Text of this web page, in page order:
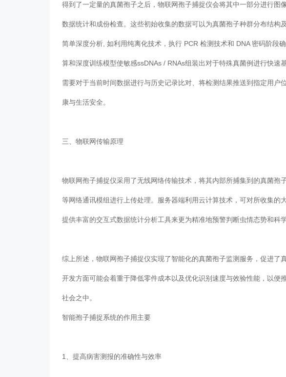
得到了一定量的真菌孢子之后，物联网孢子捕捉仪会将其中一部分进行图
数据统计和成份检查。这些初始收集的数据可以为真菌孢子种群分布结构
简单深度分析, 如利用纯离化技术，执行 PCR 检测技术和 DNA 密码阶
算和深度训练模型使敏感ssDNAs / RNAs组装出对于特殊真菌例进行快速
需要对于当前时间数据进行与历史记录比对、将检测结果推送到指定用户
康与生活安全。
三、物联网传输原理
物联网孢子捕捉仪采用了无线网络传输技术，将其内部所捕集到的真菌孢
等网络通讯模组进行上传处理。服务器端利用云计算技术，可对所收集的
提供丰富的交互式数据统计分析工具来更为精准地预警判断虫情态势和科学
综上所述，物联网孢子捕捉仪实现了智能化的真菌孢子监测服务，促进
开发方面可能会着重于降低零件成本以及优化识别速度与效验性能，以
社会之中。
智能孢子捕捉系统的作用主要
1、提高病害测报的准确性与效率